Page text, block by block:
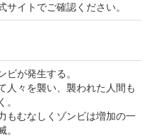
イトでご確認ください。
ビが発生する。
人々を襲い、襲われた人間も
。
もむなしくゾンビは増加の一
。